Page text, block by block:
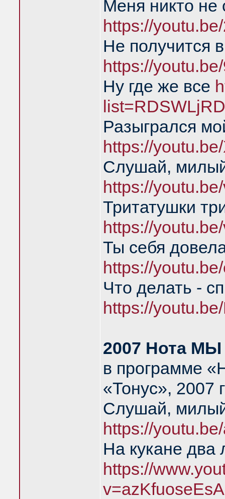
Меня никто
https://
Не получится
https://
Ну где же все
Разыгрался
https://
Слушай,
https://
Тритатушки
https://
Ты себя
https://
Что делать -
https://
2007 Нота МЫ
в программе
«Тонус», 2007
Слушай,
https://
На кукане два
https://